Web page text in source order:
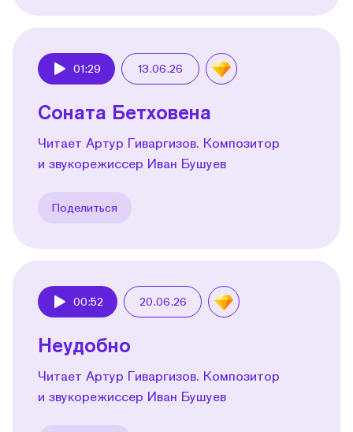
01:29 13.06.26
Соната Бетховена
Читает Артур Гиваргизов. Композитор
и звукорежиссер Иван Бушуев
Поделиться
00:52 20.06.26
Неудобно
Читает Артур Гиваргизов. Композитор
и звукорежиссер Иван Бушуев